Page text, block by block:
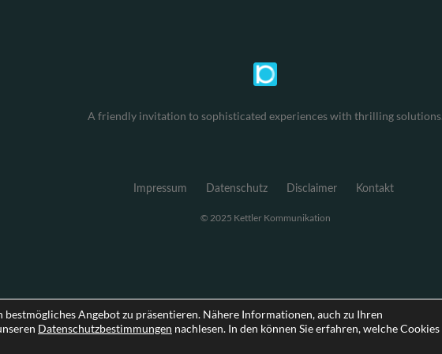
A friendly invitation to sophisticated experiences with thrilling solutions.
Impressum Datenschutz Disclaimer Kontakt
© 2025 Kettler Kommunikation
bestmögliches Angebot zu präsentieren. Nähere Informationen, auch zu Ihren
Datenschutzbestimmungen nachlesen. In den können Sie erfahren, welche